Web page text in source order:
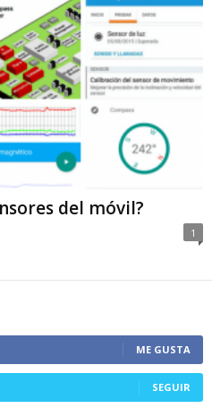
del móvil?
1
ME GUSTA
SEGUIR